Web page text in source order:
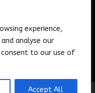
experience,
analyse our
consent to our use of
Accept All